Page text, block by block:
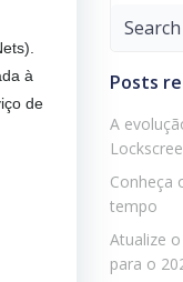
à
de
Search
Posts
A
Conheça
tempo
Atualize
para o